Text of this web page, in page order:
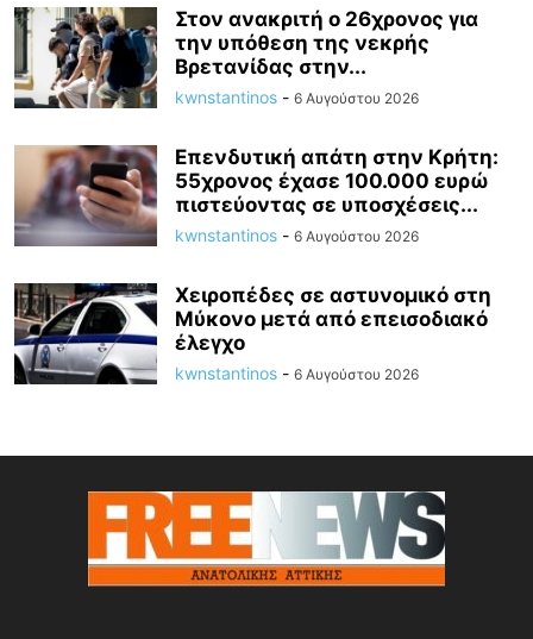
Στον ανακριτή ο 26χρονος για
την υπόθεση της νεκρής
Βρετανίδας στην...
kwnstantinos - 6 Αυγούστου 2026
Επενδυτική απάτη στην Κρήτη:
55χρονος έχασε 100.000 ευρώ
πιστεύοντας σε υποσχέσεις...
kwnstantinos - 6 Αυγούστου 2026
Χειροπέδες σε αστυνομικό στη
Μύκονο μετά από επεισοδιακό
έλεγχο
kwnstantinos - 6 Αυγούστου 2026